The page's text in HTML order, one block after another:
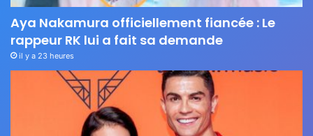
Aya Nakamura officiellement fiancée : Le
rappeur RK lui a fait sa demande
il y a 23 heures